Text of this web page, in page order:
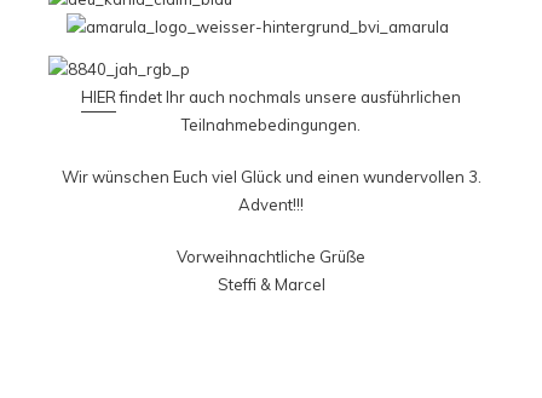
HIERfindet Ihr auch nochmals unsere ausführlichen
Teilnahmebedingungen.
Wir wünschen Euch viel Glück und einen wundervollen 3.
Advent!!!
Vorweihnachtliche Grüße
Steffi & Marcel